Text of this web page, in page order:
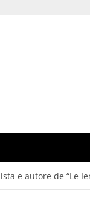
e autore de “Le